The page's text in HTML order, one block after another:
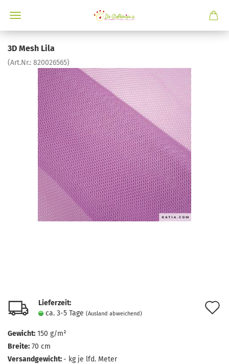
3D Mesh Lila
(Art.Nr.: 820026565)
Lieferzeit:
ca. 3-5 Tage (Ausland abweichend)
Gewicht: 150 g/m²
Breite: 70 cm
Versandgewicht:- kg je lfd. Meter